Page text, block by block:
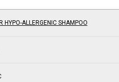
HYPO-ALLERGENIC SHAMPOO